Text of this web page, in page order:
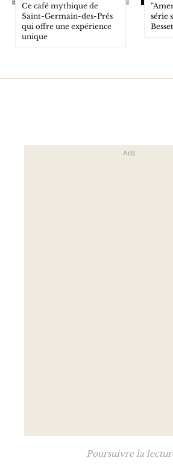
Ce café mythique de
Saint-Germain-des-Prés
qui offre une expérience
unique
série
Poursuivre la